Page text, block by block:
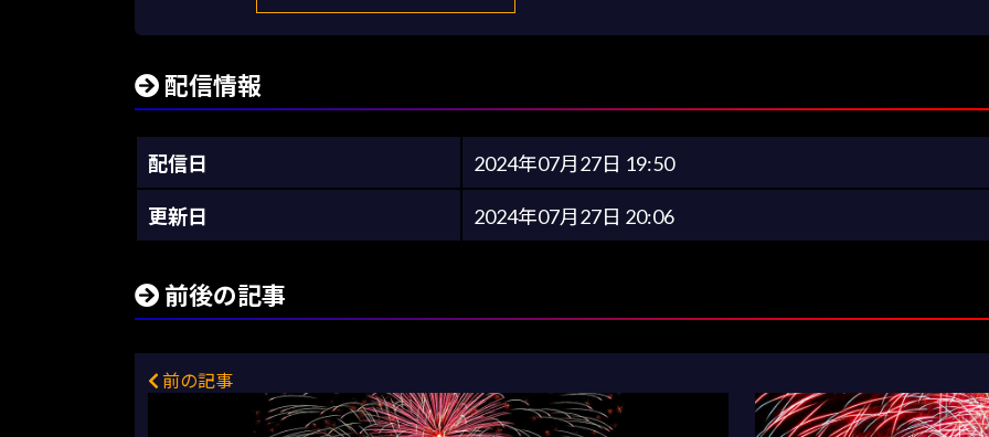
配信情報
配信日 2024年07月27日 19:50
更新日 2024年07月27日 20:06
前後の記事
前の記事